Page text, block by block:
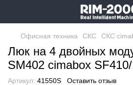
Офисная техника СКС СКС
Люк на 4 двойных
SM402 cimabox
Артикул: 41550S Оставить отзыв